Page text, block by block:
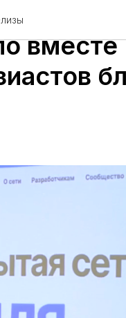
на
вместе